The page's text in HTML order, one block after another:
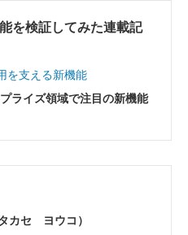
を検証してみた連載記
を支える新機能
ライズ領域で注目の新機能
カセ ヨウコ）